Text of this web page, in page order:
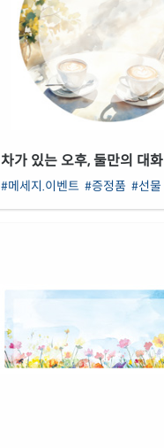
차가 있는 오후, 둘만의 대화
#메세지.이벤트 #증정품 #선물